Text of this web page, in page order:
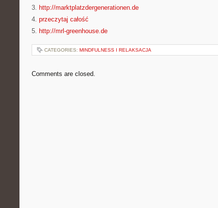
3. http://marktplatzdergenerationen.de
4. przeczytaj całość
5. http://mrl-greenhouse.de
CATEGORIES: MINDFULNESS I RELAKSACJA
Comments are closed.